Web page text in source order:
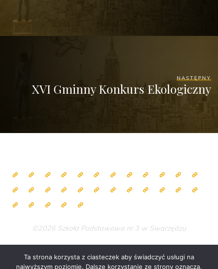
NASTĘPNY
XVI Gminny Konkurs Ekologiczny
©2026 Szkoła Podstawowa nr 3 w Swarzędzu
Ta strona korzysta z ciasteczek aby świadczyć usługi na
najwyższym poziomie. Dalsze korzystanie ze strony oznacza,